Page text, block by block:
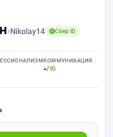
›Nikolay14
Сбер ID
КОММУНИКАЦИЯ
-/10